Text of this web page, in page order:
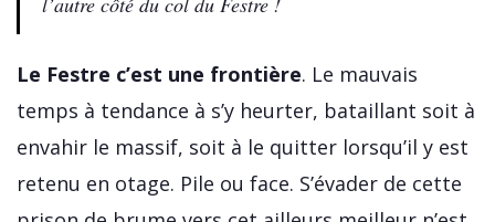
Le Festre c’est une frontière. Le mauvais
temps à tendance à s’y heurter, bataillant soit à
envahir le massif, soit à le quitter lorsqu’il y est
retenu en otage. Pile ou face. S’évader de cette